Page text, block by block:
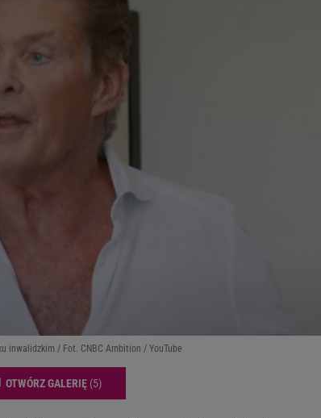
inwalidzkim / Fot. CNBC Ambition / YouTube
OTWÓRZ GALERIĘ (5)